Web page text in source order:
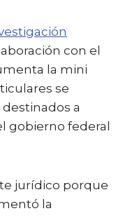
con el
la mini
se
a
gobierno federal
jurídico porque
la